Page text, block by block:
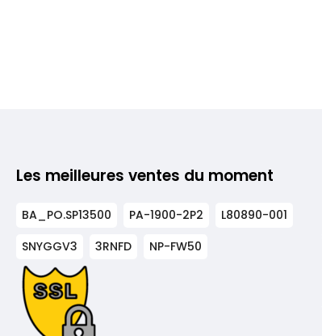
Les meilleures ventes du moment
BA_PO.SP13500 PA-1900-2P2
L80890-001
SNYGGV3
3RNFD NP-FW50